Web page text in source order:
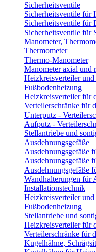
Sicherheitsventile
Sicherheitsventile für
Sicherheitsventile für
Sicherheitsventile für
Manometer,
Thermometer
Thermo-Manometer
Manometer axial und
Heizkreisverteiler
Fußbodenheizung
Heizkreisverteiler für
Verteilerschränke für
Unterputz -
Aufputz -
Stellantriebe und
Ausdehnungsgefäße
Ausdehnungsgefäße
Ausdehnungsgefäße
Ausdehnungsgefäße
Wandhalterungen für
Installationstechnik
Heizkreisverteiler
Fußbodenheizung
Stellantriebe und
Heizkreisverteiler für
Verteilerschränke für
Kugelhähne,